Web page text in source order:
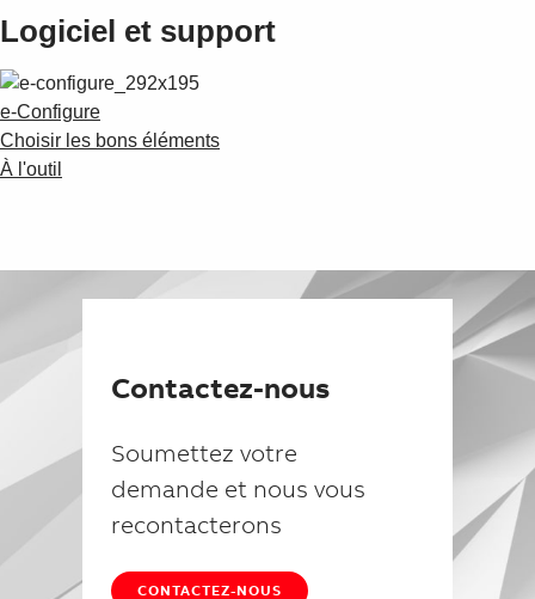
Logiciel et support
e-Configure
Choisir les bons éléments
À l'outil
Contactez-nous
Soumettez votre
demande et nous vous
recontacterons
CONTACTEZ-NOUS